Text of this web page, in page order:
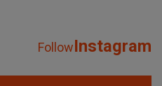
FollowInstagram